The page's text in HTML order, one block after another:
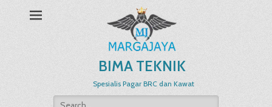
BIMA TEKNIK
Spesialis Pagar BRC dan Kawat
Search